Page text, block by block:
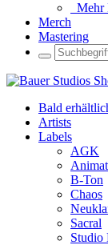
Mehr
Merch
Mastering
Bald
Artists
Labels
AGK
B-Ton
Chaos
Sacral
Studio